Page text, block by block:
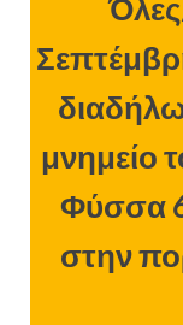
μνημείο
Φύσσα
στην